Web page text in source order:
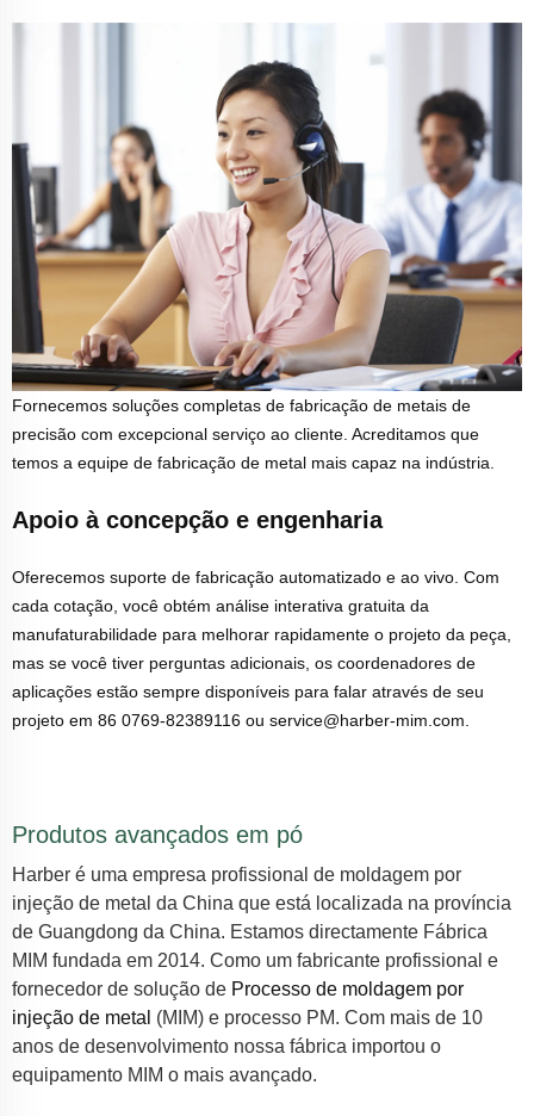
Fornecemos soluções completas de fabricação de metais de
precisão com excepcional serviço ao cliente. Acreditamos que
temos a equipe de fabricação de metal mais capaz na indústria.
Apoio à concepção e engenharia
Oferecemos suporte de fabricação automatizado e ao vivo. Com
cada cotação, você obtém análise interativa gratuita da
manufaturabilidade para melhorar rapidamente o projeto da peça,
mas se você tiver perguntas adicionais, os coordenadores de
aplicações estão sempre disponíveis para falar através de seu
projeto em 86 0769-82389116 ou service@harber-mim.com.
Produtos avançados em pó
Harber é uma empresa profissional de moldagem por
injeção de metal da China que está localizada na província
de Guangdong da China. Estamos directamente Fábrica
MIM fundada em 2014. Como um fabricante profissional e
fornecedor de solução de Processo de moldagem por
injeção de metal (MIM) e processo PM. Com mais de 10
anos de desenvolvimento nossa fábrica importou o
equipamento MIM o mais avançado.